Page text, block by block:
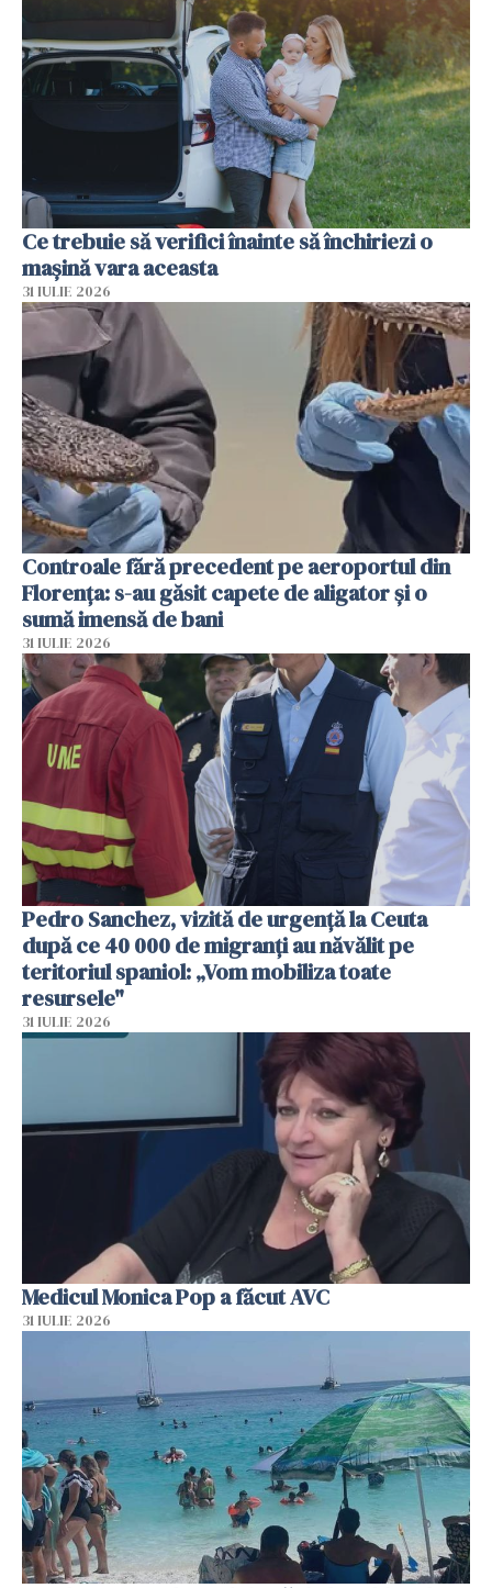
Ce trebuie să verifici înainte să închiriezi o
mașină vara aceasta
31 IULIE 2026
Controale fără precedent pe aeroportul din
Florența: s-au găsit capete de aligator și o
sumă imensă de bani
31 IULIE 2026
Pedro Sanchez, vizită de urgență la Ceuta
după ce 40 000 de migranți au năvălit pe
teritoriul spaniol: „Vom mobiliza toate
resursele"
31 IULIE 2026
Medicul Monica Pop a făcut AVC
31 IULIE 2026